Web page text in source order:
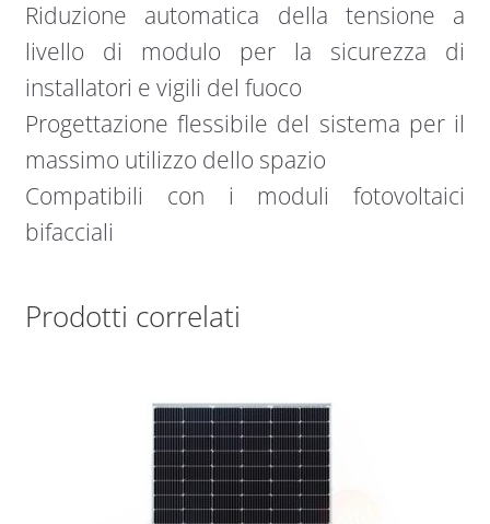
Riduzione automatica della tensione a
livello di modulo per la sicurezza di
installatori e vigili del fuoco
Progettazione flessibile del sistema per il
massimo utilizzo dello spazio
Compatibili con i moduli fotovoltaici
bifacciali
Prodotti correlati